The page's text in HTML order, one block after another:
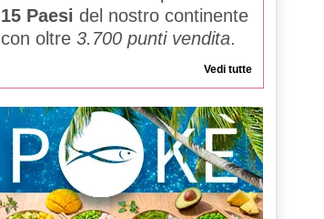
15 Paesi del nostro continente
con oltre 3.700 punti vendita.
Vedi tutte